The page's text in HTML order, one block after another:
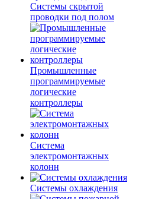
Системы скрытой
проводки под полом
Промышленные
программируемые
логические
контроллеры
Система
электромонтажных
колонн
Системы охлаждения